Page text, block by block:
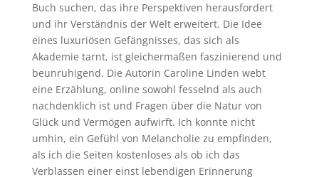
Buch suchen, das ihre Perspektiven herausfordert
und ihr Verständnis der Welt erweitert. Die Idee
eines luxuriösen Gefängnisses, das sich als
Akademie tarnt, ist gleichermaßen faszinierend und
beunruhigend. Die Autorin Caroline Linden webt
eine Erzählung, online sowohl fesselnd als auch
nachdenklich ist und Fragen über die Natur von
Glück und Vermögen aufwirft. Ich konnte nicht
umhin, ein Gefühl von Melancholie zu empfinden,
als ich die Seiten kostenloses als ob ich das
Verblassen einer einst lebendigen Erinnerung